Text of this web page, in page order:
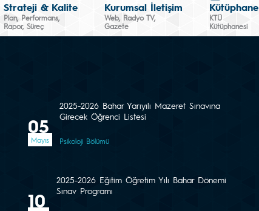
Strateji & Kalite
Plan, Performans,
Rapor, Süreç
Kurumsal İletişim
Web, Radyo TV,
Gazete
Kütüphane
KTÜ
Kütüphanesi
05
Mayıs
2025-2026 Bahar Yarıyılı Mazeret Sınavına
Girecek Öğrenci Listesi
Psikoloji Bölümü
10
2025-2026 Eğitim Öğretim Yılı Bahar Dönemi
Sınav Programı